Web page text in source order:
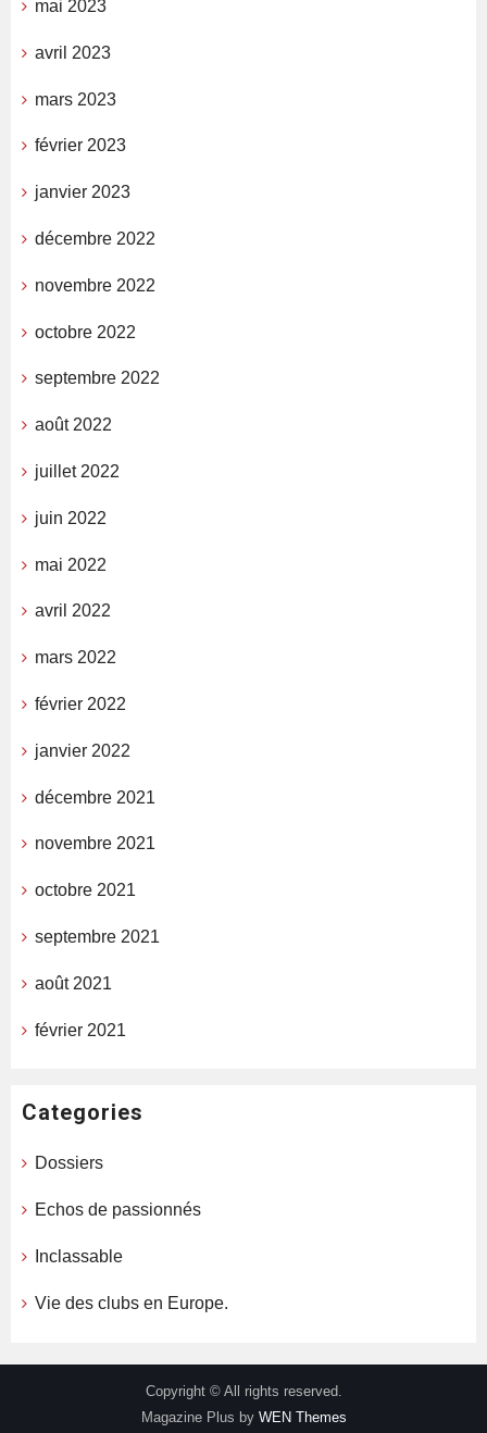
mai 2023
avril 2023
mars 2023
février 2023
janvier 2023
décembre 2022
novembre 2022
octobre 2022
septembre 2022
août 2022
juillet 2022
juin 2022
mai 2022
avril 2022
mars 2022
février 2022
janvier 2022
décembre 2021
novembre 2021
octobre 2021
septembre 2021
août 2021
février 2021
Categories
Dossiers
Echos de passionnés
Inclassable
Vie des clubs en Europe.
Copyright © All rights reserved.
Magazine Plus by WEN Themes